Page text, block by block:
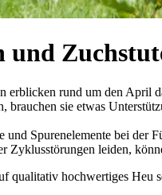
und
erblicken rund um den April
brauchen sie etwas
und Spurenelemente bei
Zyklusstörungen leiden,
qualitativ hochwertiges Heu